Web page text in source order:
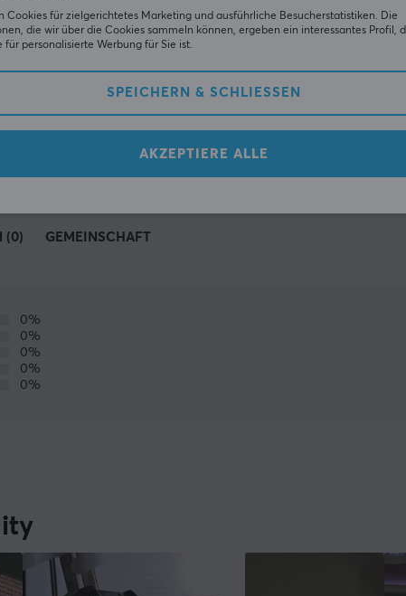
ZEIGE MEHR
(0) GEMEINSCHAFT
0%
0%
0%
0%
0%
Cookies für zielgerichtetes Marketing und ausführliche Besucherstatistiken. Die
die wir über die Cookies sammeln können, ergeben ein interessantes Profil,
für personalisierte Werbung für Sie ist.
SPEICHERN & SCHLIESSEN
AKZEPTIERE ALLE